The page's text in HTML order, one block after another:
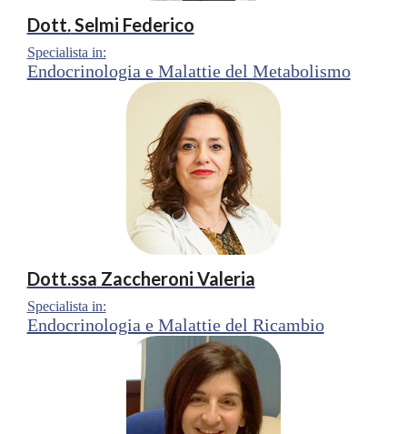
Dott.Selmi Federico
Specialista in:
Endocrinologia e Malattie del Metabolismo
Dott.ssa Zaccheroni Valeria
Specialista in:
Endocrinologia e Malattie del Ricambio